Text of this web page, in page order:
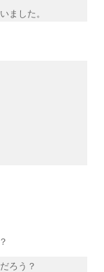
ました。
ろう？